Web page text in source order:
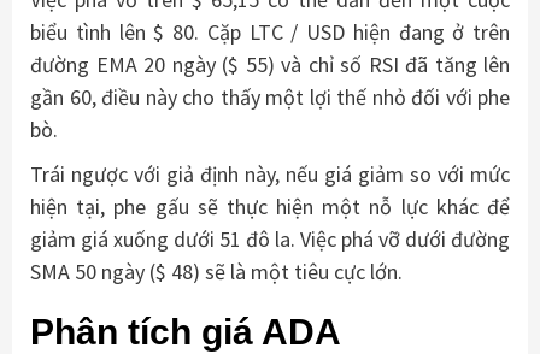
biểu tình lên $ 80. Cặp LTC / USD hiện đang ở trên
đường EMA 20 ngày ($ 55) và chỉ số RSI đã tăng lên
gần 60, điều này cho thấy một lợi thế nhỏ đối với phe
bò.
Trái ngược với giả định này, nếu giá giảm so với mức
hiện tại, phe gấu sẽ thực hiện một nỗ lực khác để
giảm giá xuống dưới 51 đô la. Việc phá vỡ dưới đường
SMA 50 ngày ($ 48) sẽ là một tiêu cực lớn.
Phân tích giá ADA